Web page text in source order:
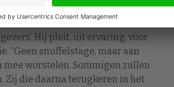
Hij pleit, uit ervaring, voor
“Geen snuffelstage, maar aan
mee worstelen. Sommigen zullen
Zij die daarna terugkeren in het